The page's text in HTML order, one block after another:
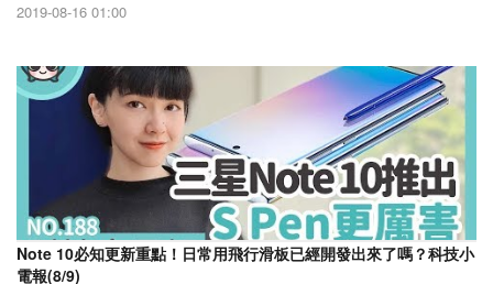
2019-08-16 01:00
Note 10必知更新重點！日常用飛行滑板已經開發出來了嗎？科技小
電報(8/9)